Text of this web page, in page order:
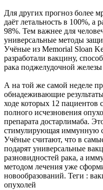
Для других прогноз более
даёт летальность в 100%,
98%. Тем важнее для
универсальные методы
Учёные из Memorial Sloan
разработали вакцину,
рака поджелудочной
А на той же самой неделе
обнадеживающие
ходе которых 12
полного исчезновения
препарата достарлимаба.
стимулирующая иммунную
Учёные считают, что в
подарят универсальные
разновидностей рака, а
методом лечения уже
новообразований. Теги :
опухолей